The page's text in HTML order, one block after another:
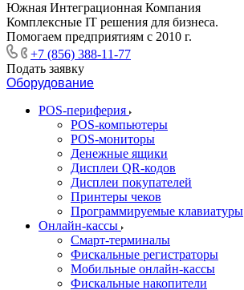
Южная Интеграционная Компания
Комплексные IT решения для бизнеса.
Помогаем предприятиям с 2010 г.
+7 (856) 388-11-77
Подать заявку
Оборудование
POS-периферия
POS-компьютеры
POS-мониторы
Денежные ящики
Дисплеи QR-кодов
Дисплеи покупателей
Принтеры чеков
Программируемые клавиатуры
Онлайн-кассы
Смарт-терминалы
Фискальные регистраторы
Мобильные онлайн-кассы
Фискальные накопители